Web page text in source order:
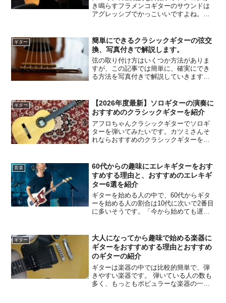
き鳴らすフラメンコギターのサウンドは
アグレッシブでかっこいいですよね。ぼ
奏法がクラシックギターと違い、慣れる
のに時間がかかりました...
ギター
簡単にできるクラシックギターの弦交
換、写真付きで解説します。
弦の取り付け方はいくつか方法がありま
すが、この記事では簡単に、確実にでき
る方法を写真付きで解説していきます。
にしてください。
ギター
【2026年度最新】ソロギターの演奏に
おすすめのクラシックギターを紹介
アフロちゃんクラシックギターでソロギ
ターを弾いてみたいです。カツミさんそ
れならおすすめのクラシックギターを紹
ちろん、フラメンコやジャズ、ポップス
など多くのジャンルの音楽を...
音楽
60代からの趣味にエレキギターをおす
すめする理由と、おすすめのエレキギ
ター6選を紹介
ギターを始める人の中で、60代からギタ
ーを始める人の割合は10代に次いで2番目
に多いそうです。「今から始めても遅く
ら始めても全然上手くなれるし、ライブ
だってやれますよ。...
ギター
大人になってから趣味で始める楽器に
ギターをおすすめする理由とおすすめ
のギターの紹介
ギターは楽器の中では比較的簡単で、弾
きやすい楽器です。 弾いている人の数も
多く、もっともポピュラーな楽器の一つ